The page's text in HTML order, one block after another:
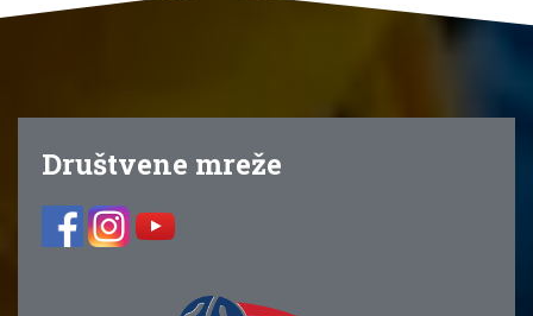
Društvene mreže